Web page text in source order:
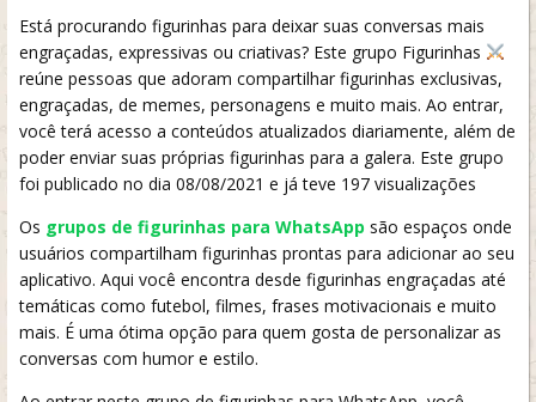
Está procurando figurinhas para deixar suas conversas mais
engraçadas, expressivas ou criativas? Este grupo Figurinhas
reúne pessoas que adoram compartilhar figurinhas exclusivas,
engraçadas, de memes, personagens e muito mais. Ao entrar,
você terá acesso a conteúdos atualizados diariamente, além de
poder enviar suas próprias figurinhas para a galera. Este grupo
foi publicado no dia 08/08/2021 e já teve 197 visualizações
Os grupos de figurinhas para WhatsApp são espaços onde
usuários compartilham figurinhas prontas para adicionar ao seu
aplicativo. Aqui você encontra desde figurinhas engraçadas até
temáticas como futebol, filmes, frases motivacionais e muito
mais. É uma ótima opção para quem gosta de personalizar as
conversas com humor e estilo.